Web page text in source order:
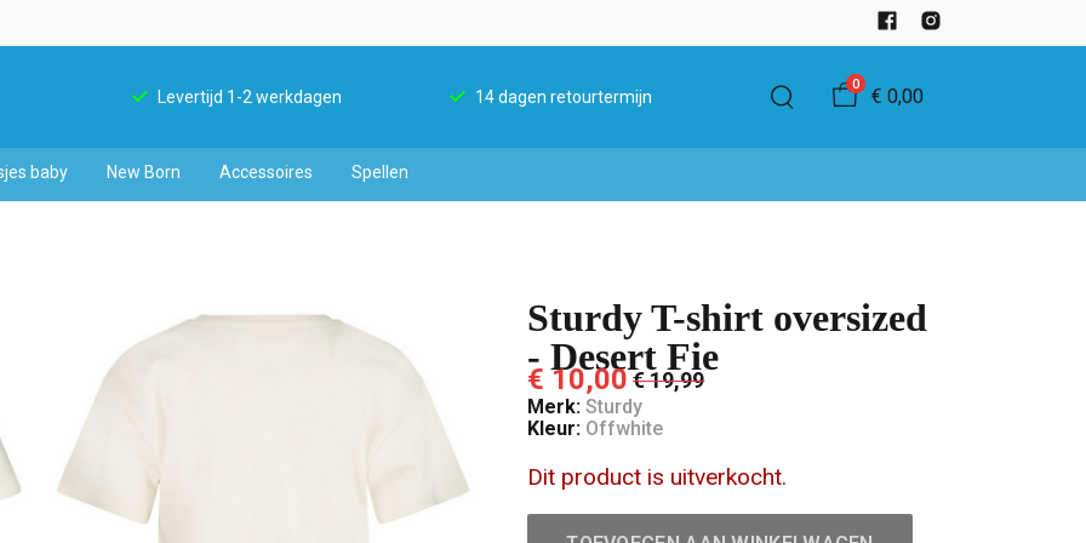
Levertijd 1-2 werkdagen 14 dagen retourtermijn
0
€ 0,00
baby New Born Accessoires Spellen
Sturdy T-shirt oversized
- Desert Fie
€ 10,00€ 19,99
Merk: Sturdy
Kleur: Offwhite
Dit product is uitverkocht.